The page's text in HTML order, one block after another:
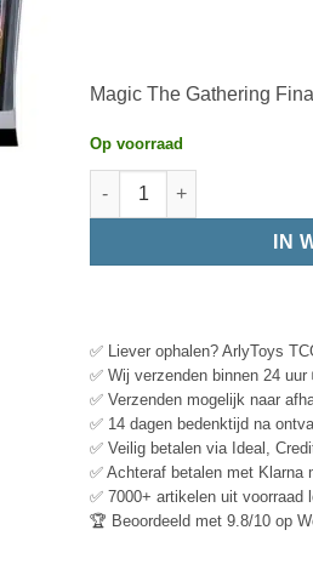
Magic The Gathering
Op voorraad
IN
✅ Liever ophalen? ArlyToys
✅ Wij verzenden binnen 24 uur
✅ Verzenden mogelijk naar
✅ 14 dagen bedenktijd na
✅ Veilig betalen via Ideal,
✅ Achteraf betalen met Klarna
✅ 7000+ artikelen uit voorraad
🏆 Beoordeeld met 9.8/10 op